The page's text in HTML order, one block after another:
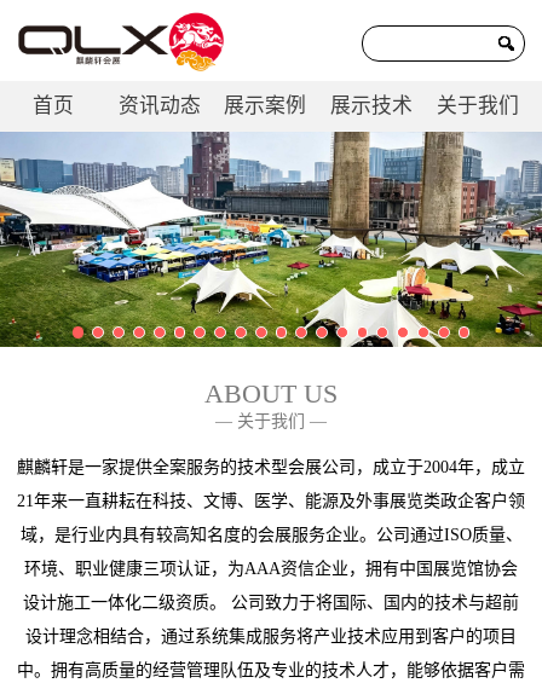
首页 资讯动态 展示案例 展示技术 关于我们
联系我们
ABOUT US
— 关于我们 —
麒麟轩是一家提供全案服务的技术型会展公司，成立于2004年，成立
21年来一直耕耘在科技、文博、医学、能源及外事展览类政企客户领
域，是行业内具有较高知名度的会展服务企业。公司通过ISO质量、
环境、职业健康三项认证，为AAA资信企业，拥有中国展览馆协会
设计施工一体化二级资质。 公司致力于将国际、国内的技术与超前
设计理念相结合，通过系统集成服务将产业技术应用到客户的项目
中。拥有高质量的经营管理队伍及专业的技术人才，能够依据客户需